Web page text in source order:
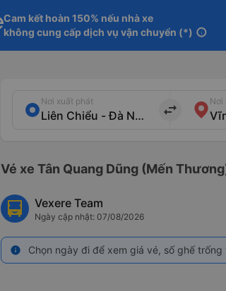
Cam kết hoàn 150% nếu nhà xe
không cung cấp dịch vụ vận chuyển (*) info
Nơi xuất phát
import_export
Nơi
Vé xe Tân Quang Dũng (Mến
Vexere Team
Ngày cập nhật: 07/08/2026
info Chọn ngày đi để xem giá vé, số ghế